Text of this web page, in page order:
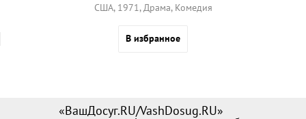
США, 1971, Драма, Комедия
В избранное
«ВашДосуг.RU/VashDosug.RU»